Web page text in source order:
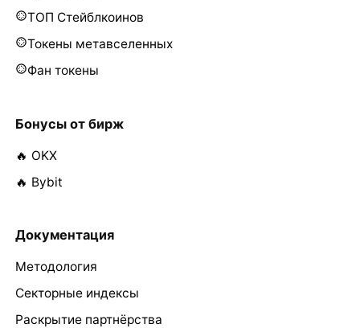
ТОП Стейблкоинов
Токены метавселенных
Фан токены
Бонусы от бирж
🔥 OKX
🔥 Bybit
Документация
Методология
Секторные индексы
Раскрытие партнёрства